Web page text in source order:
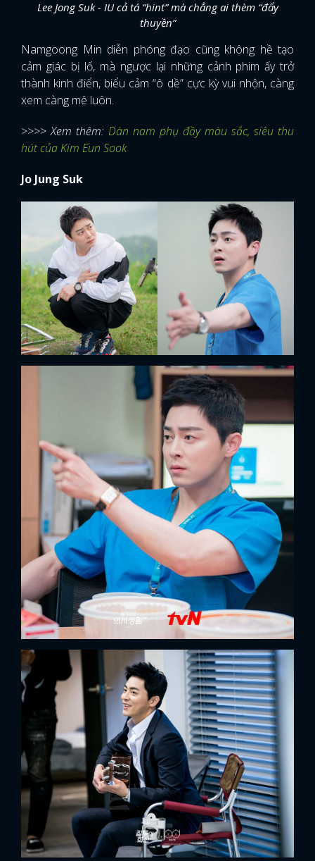
Lee Jong Suk - IU cả tá “hint” mà chẳng ai thèm “đẩy
thuyền”
Namgoong Min diễn phóng đạo cũng không hề tạo
cảm giác bị lố, mà ngược lại những cảnh phim ấy trở
thành kinh điển, biểu cảm “ô dề” cực kỳ vui nhộn, càng
xem càng mê luôn.
>>>> Xem thêm: Dàn nam phụ đầy màu sắc, siêu thu
hút của Kim Eun Sook
Jo Jung Suk